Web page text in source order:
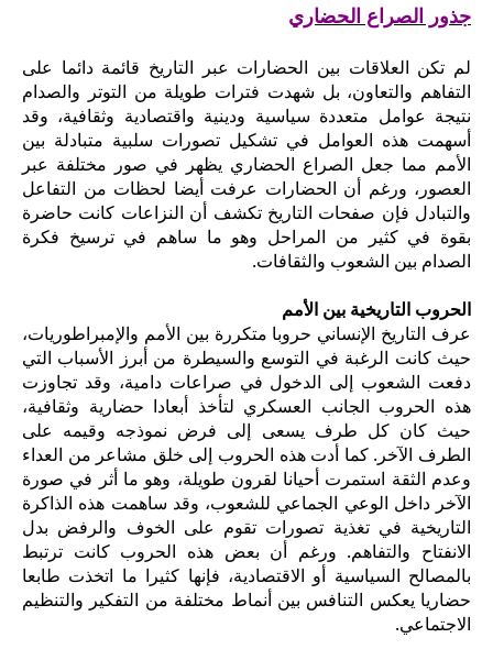
جذور الصراع الحضاري
لم تكن العلاقات بين الحضارات عبر التاريخ قائمة دائما على
التفاهم والتعاون، بل شهدت فترات طويلة من التوتر والصدام
نتيجة عوامل متعددة سياسية ودينية واقتصادية وثقافية، وقد
أسهمت هذه العوامل في تشكيل تصورات سلبية متبادلة بين
الأمم مما جعل الصراع الحضاري يظهر في صور مختلفة عبر
العصور، ورغم أن الحضارات عرفت أيضا لحظات من التفاعل
والتبادل فإن صفحات التاريخ تكشف أن النزاعات كانت حاضرة
بقوة في كثير من المراحل وهو ما ساهم في ترسيخ فكرة
الصدام بين الشعوب والثقافات.
الحروب التاريخية بين الأمم
عرف التاريخ الإنساني حروبا متكررة بين الأمم والإمبراطوريات،
حيث كانت الرغبة في التوسع والسيطرة من أبرز الأسباب التي
دفعت الشعوب إلى الدخول في صراعات دامية، وقد تجاوزت
هذه الحروب الجانب العسكري لتأخذ أبعادا حضارية وثقافية،
حيث كان كل طرف يسعى إلى فرض نموذجه وقيمه على
الطرف الآخر. كما أدت هذه الحروب إلى خلق مشاعر من العداء
وعدم الثقة استمرت أحيانا لقرون طويلة، وهو ما أثر في صورة
الآخر داخل الوعي الجماعي للشعوب، وقد ساهمت هذه الذاكرة
التاريخية في تغذية تصورات تقوم على الخوف والرفض بدل
الانفتاح والتفاهم. ورغم أن بعض هذه الحروب كانت ترتبط
بالمصالح السياسية أو الاقتصادية، فإنها كثيرا ما اتخذت طابعا
حضاريا يعكس التنافس بين أنماط مختلفة من التفكير والتنظيم
الاجتماعي.